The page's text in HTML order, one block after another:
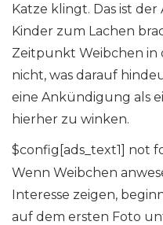
Katze klingt. Das ist
Kinder zum Lachen
Zeitpunkt Weibchen in
nicht, was darauf
eine Ankündigung als
hierher zu winken.
$config[ads_text1] not
Wenn Weibchen
Interesse zeigen,
auf dem ersten Foto